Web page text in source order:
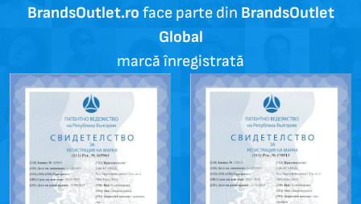
BrandsOutlet.ro face parte din BrandsOutlet
Global
marcă înregistrată